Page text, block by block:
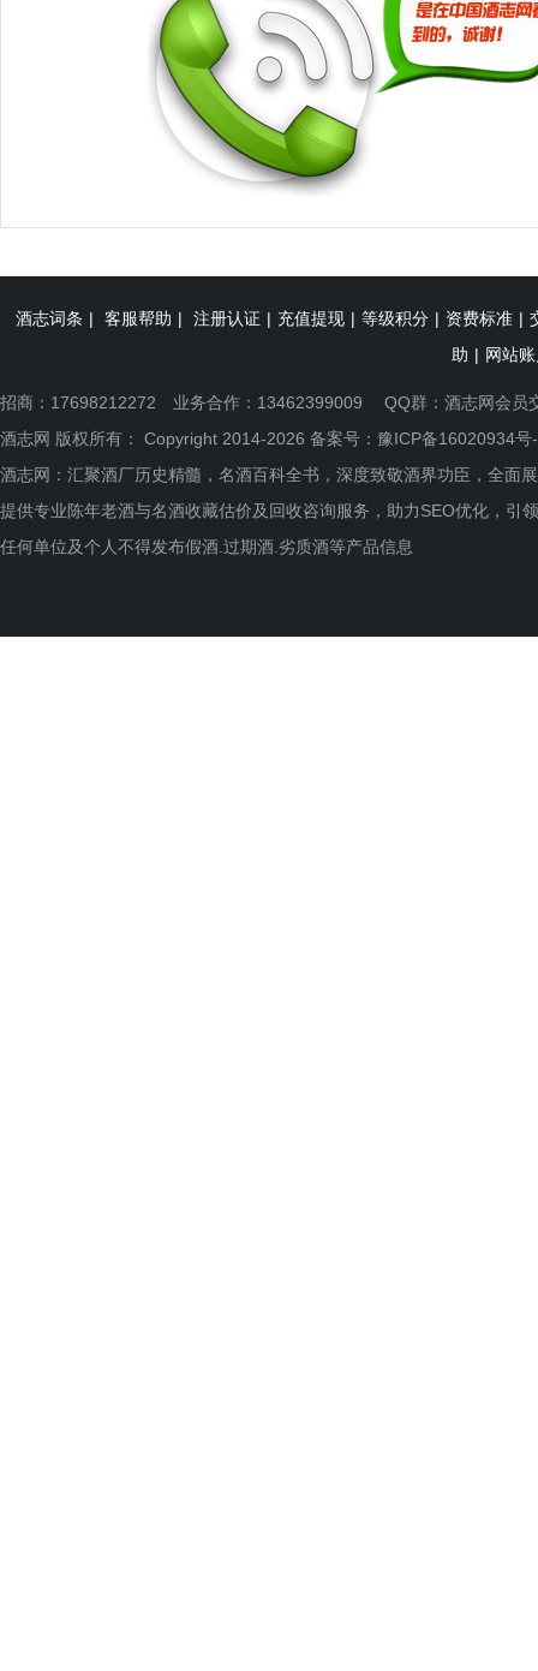
酒志词条 | 客服帮助 | 注册认证 | 充值提现 | 等级积分 | 资费标准 |
助 | 网站
招商：17698212272 业务合作：13462399009 QQ群： 酒志网会员
酒志网 版权所有： Copyright 2014-2026 备案号： 豫ICP备16020934号
酒志网：汇聚酒厂历史精髓，名酒百科全书，深度致敬酒界功臣，全面
提供专业陈年老酒与名酒收藏估价及回收咨询服务，助力SEO优化，引
任何单位及个人不得发布假酒.过期酒.劣质酒等产品信息